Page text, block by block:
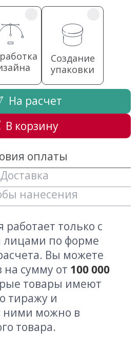
Создание
упаковки
На расчет
В корзину
оплаты
Доставка
нанесения
только с
по форме
Вы можете
на сумму от 100 000
товары имеют
тиражу и
ними можно в
товара.